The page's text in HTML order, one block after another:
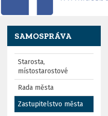
SAMOSPRÁVA
Starosta,
místostarostové
Rada města
Zastupitelstvo města